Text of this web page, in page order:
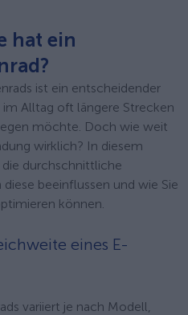
hat ein
ist ein entscheidender
Alltag oft längere Strecken
möchte. Doch wie weit
wirklich? In diesem
die durchschnittliche
beeinflussen und wie Sie
können.
eines E-
variiert je nach Modell,